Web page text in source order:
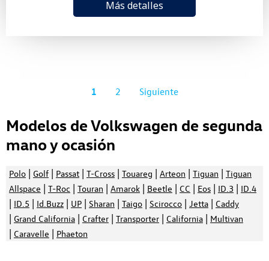
Más detalles
1 2 Siguiente
Modelos de Volkswagen de segunda
mano y ocasión
Polo | Golf | Passat | T-Cross | Touareg | Arteon | Tiguan | Tiguan
Allspace | T-Roc | Touran | Amarok | Beetle | CC | Eos | ID.3 | ID.4
| ID.5 | Id.Buzz | UP | Sharan | Taigo | Scirocco | Jetta | Caddy
| Grand California | Crafter | Transporter | California | Multivan
| Caravelle | Phaeton